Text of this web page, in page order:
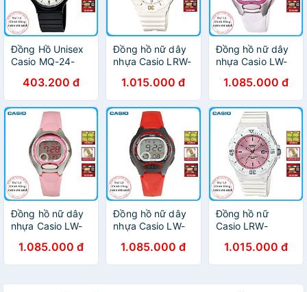
Đồng Hồ Unisex
Casio MQ-24-
403.200 đ
Đồng hồ nữ dây
nhựa Casio LRW-
1.015.000 đ
Đồng hồ nữ dây
nhựa Casio LW-
1.085.000 đ
Đồng hồ nữ dây
nhựa Casio LW-
1.085.000 đ
Đồng hồ nữ dây
nhựa Casio LW-
1.085.000 đ
Đồng hồ nữ
Casio LRW-
dây nhựa
1.015.000 đ